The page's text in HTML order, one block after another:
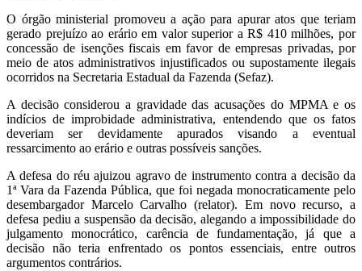
O órgão ministerial promoveu a ação para apurar atos que teriam
gerado prejuízo ao erário em valor superior a R$ 410 milhões, por
concessão de isenções fiscais em favor de empresas privadas, por
meio de atos administrativos injustificados ou supostamente ilegais
ocorridos na Secretaria Estadual da Fazenda (Sefaz).
A decisão considerou a gravidade das acusações do MPMA e os
indícios de improbidade administrativa, entendendo que os fatos
deveriam ser devidamente apurados visando a eventual
ressarcimento ao erário e outras possíveis sanções.
A defesa do réu ajuizou agravo de instrumento contra a decisão da
1ª Vara da Fazenda Pública, que foi negada monocraticamente pelo
desembargador Marcelo Carvalho (relator). Em novo recurso, a
defesa pediu a suspensão da decisão, alegando a impossibilidade do
julgamento monocrático, carência de fundamentação, já que a
decisão não teria enfrentado os pontos essenciais, entre outros
argumentos contrários.